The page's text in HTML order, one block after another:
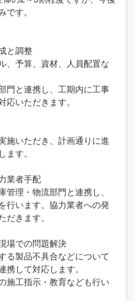
す。
と調整
、予算、資材、人員配置な
門と連携し、工期内に工事
応いただきます。
施いただき、計画通りに進
す。
業者手配
管理・物流部門と連携し、
行います。協力業者への発
きます。
場での問題解決
る製品不具合などについて
して対応します。
施工指示・教育なども行い